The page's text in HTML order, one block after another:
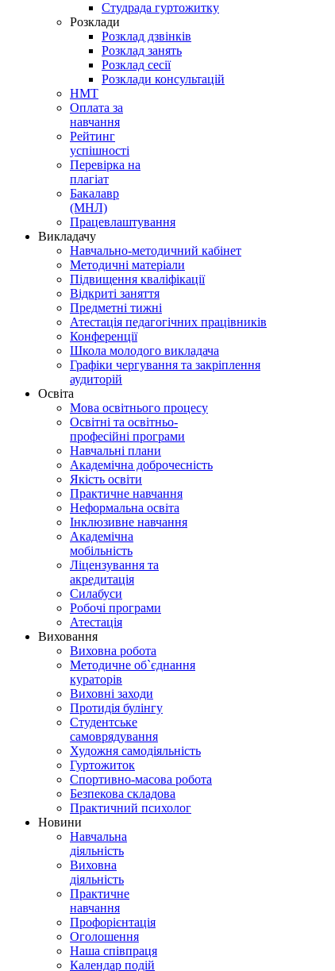
Студрада гуртожитку
Розклади
Розклад дзвінків
Розклад занять
Розклад сесії
Розклади консультацій
НМТ
Оплата за
навчання
Рейтинг
успішності
Перевірка на
плагіат
Бакалавр
(МНЛ)
Працевлаштування
Викладачу
Навчально-методичний кабінет
Методичні матеріали
Підвищення кваліфікації
Відкриті заняття
Предметні тижні
Атестація педагогічних працівників
Конференції
Школа молодого викладача
Графіки чергування та закріплення
аудиторій
Освіта
Мова освітнього процесу
Освітні та освітньо-
професійні програми
Навчальні плани
Академічна доброчесність
Якість освіти
Практичне навчання
Неформальна освіта
Інклюзивне навчання
Академічна
мобільність
Ліцензування та
акредитація
Силабуси
Робочі програми
Атестація
Виховання
Виховна робота
Методичне об`єднання
кураторів
Виховні заходи
Протидія булінгу
Студентське
самоврядування
Художня самодіяльність
Гуртожиток
Спортивно-масова робота
Безпекова складова
Практичний психолог
Новини
Навчальна
діяльність
Виховна
діяльність
Практичне
навчання
Профорієнтація
Оголошення
Наша співпраця
Календар подій